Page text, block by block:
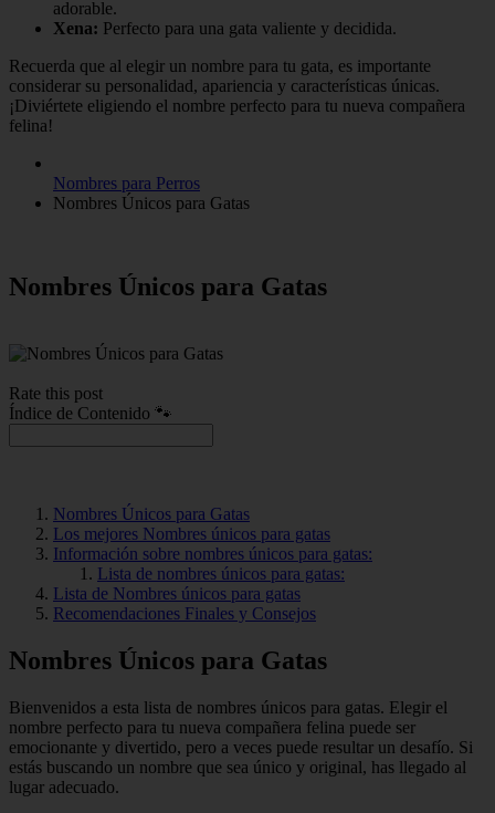
adorable.
Xena: Perfecto para una gata valiente y decidida.
Recuerda que al elegir un nombre para tu gata, es importante
considerar su personalidad, apariencia y características únicas.
¡Diviértete eligiendo el nombre perfecto para tu nueva compañera
felina!
Nombres para Perros
Nombres Únicos para Gatas
Nombres Únicos para Gatas
Rate this post
Índice de Contenido 🐾
Nombres Únicos para Gatas
Los mejores Nombres únicos para gatas
Información sobre nombres únicos para gatas:
Lista de nombres únicos para gatas:
Lista de Nombres únicos para gatas
Recomendaciones Finales y Consejos
Nombres Únicos para Gatas
Bienvenidos a esta lista de nombres únicos para gatas. Elegir el
nombre perfecto para tu nueva compañera felina puede ser
emocionante y divertido, pero a veces puede resultar un desafío. Si
estás buscando un nombre que sea único y original, has llegado al
lugar adecuado.